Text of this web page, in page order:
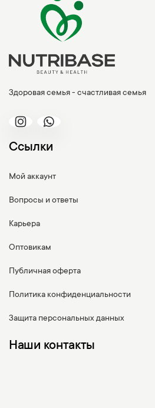
Здоровая семья - счастливая семья
Ссылки
Мой аккаунт
Вопросы и ответы
Карьера
Оптовикам
Публичная оферта
Политика конфиденциальности
Защита персональных данных
Наши контакты